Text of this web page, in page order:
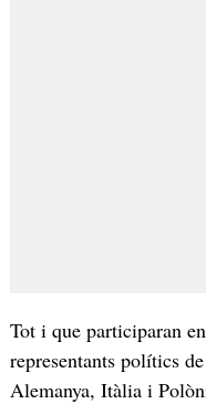
Tot i que participaran
representants polítics
Alemanya, Itàlia i